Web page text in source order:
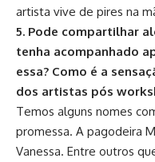
artista vive de pires na
5. Pode compartilhar
tenha acompanhado
essa? Como é a
dos artistas pós
Temos alguns nomes
promessa. A pagodeira
Vanessa. Entre outros